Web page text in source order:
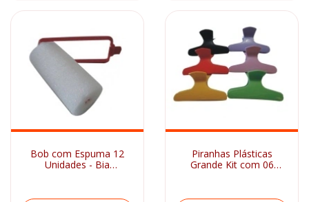
Bob com Espuma 12
Unidades - Bia
Piranhas Plásticas
Grande Kit com 06